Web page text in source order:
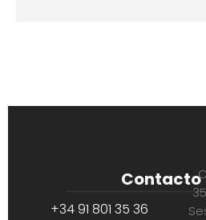
Contacto
+34 91 801 35 36